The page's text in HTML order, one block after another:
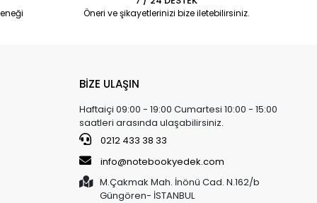
Öneri ve şikayetlerinizi bize iletebilirsiniz.
BİZE ULAŞIN
Haftaiçi 09:00 - 19:00 Cumartesi 10:00 - 15:00
saatleri arasında ulaşabilirsiniz.
0212 433 38 33
info@notebookyedek.com
M.Çakmak Mah. İnönü Cad. N.162/b
Güngören- İSTANBUL